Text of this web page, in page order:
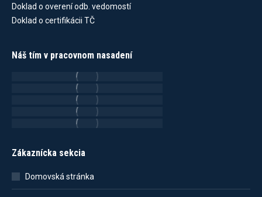
Doklad o overení odb. vedomostí
Doklad o certifikácii TČ
Náš tím v pracovnom nasadení
Zákaznícka sekcia
Domovská stránka